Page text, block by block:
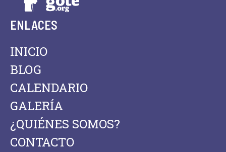
ENLACES
INICIO
BLOG
CALENDARIO
GALERÍA
¿QUIÉNES SOMOS?
CONTACTO